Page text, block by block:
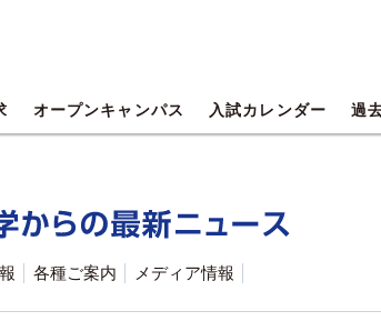
オープンキャンパス 入試カレンダー 過
各種ご案内 メディア情報